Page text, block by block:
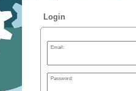
Login
Email:
Password: